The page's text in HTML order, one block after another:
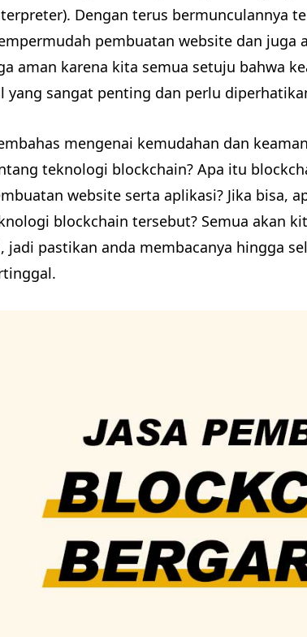
Dengan terus bermunculannya
pembuatan website dan juga
aman karena kita semua setuju bahwa
yang sangat penting dan perlu
mengenai kemudahan dan
teknologi blockchain? Apa itu
website serta aplikasi? Jika bisa,
blockchain tersebut? Semua akan
jadi pastikan anda membacanya hingga